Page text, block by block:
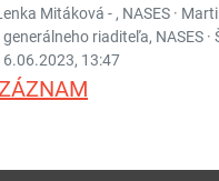
Mitáková - , NASES ·
riaditeľa, NASES ·
13:47